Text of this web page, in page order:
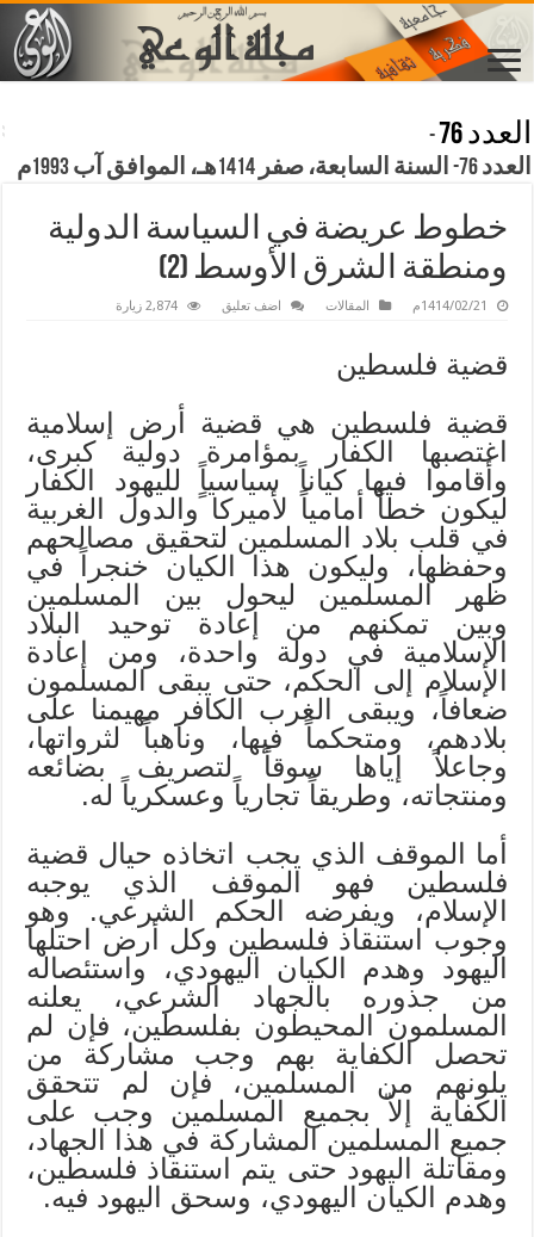
العدد 76
-
العدد 76- السنة السابعة، صفر 1414هـ، الموافق آب 1993م
خطوط عريضة في السياسة الدولية
ومنطقة الشرق الأوسط (2)
1414/02/21م المقالات اضف تعليق 2,874 زيارة
قضية فلسطين
قضية فلسطين هي قضية أرض إسلامية
اغتصبها الكفار بمؤامرة دولية كبرى،
وأقاموا فيها كياناً سياسياًٍ لليهود الكفار
ليكون خطاً أمامياً لأميركا والدول الغربية
في قلب بلاد المسلمين لتحقيق مصالحهم
وحفظها، وليكون هذا الكيان خنجراً في
ظهر المسلمين ليحول بين المسلمين
وبين تمكنهم من إعادة توحيد البلاد
الإسلامية في دولة واحدة، ومن إعادة
الإسلام إلى الحكم، حتى يبقى المسلمون
ضعافاً، ويبقى الغرب الكافر مهيمنا على
بلادهم، ومتحكماً فيها، وناهباً لثرواتها،
وجاعلاً إياها سوقاً لتصريف بضائعه
ومنتجاته، وطريقاً تجارياً وعسكرياً له.
أما الموقف الذي يجب اتخاذه حيال قضية
فلسطين فهو الموقف الذي يوجبه
الإسلام، ويفرضه الحكم الشرعي. وهو
وجوب استنقاذ فلسطين وكل أرض احتلها
اليهود وهدم الكيان اليهودي، واستئصاله
من جذوره بالجهاد الشرعي، يعلنه
المسلمون المحيطون بفلسطين، فإن لم
تحصل الكفاية بهم وجب مشاركة من
يلونهم من المسلمين، فإن لم تتحقق
الكفاية إلاّ بجميع المسلمين وجب على
جميع المسلمين المشاركة في هذا الجهاد،
ومقاتلة اليهود حتى يتم استنقاذ فلسطين،
وهدم الكيان اليهودي، وسحق اليهود فيه.